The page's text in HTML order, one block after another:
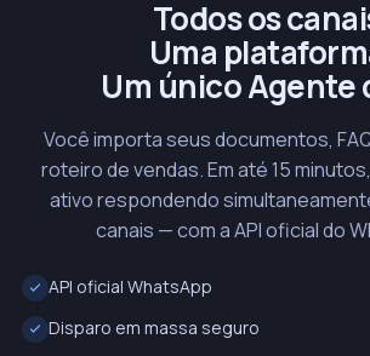
Todos os
Uma
Um único Agente
Você importa seus documentos,
roteiro de vendas. Em até 15
ativo respondendo
canais — com a API oficial do
API oficial WhatsApp
Disparo em massa seguro